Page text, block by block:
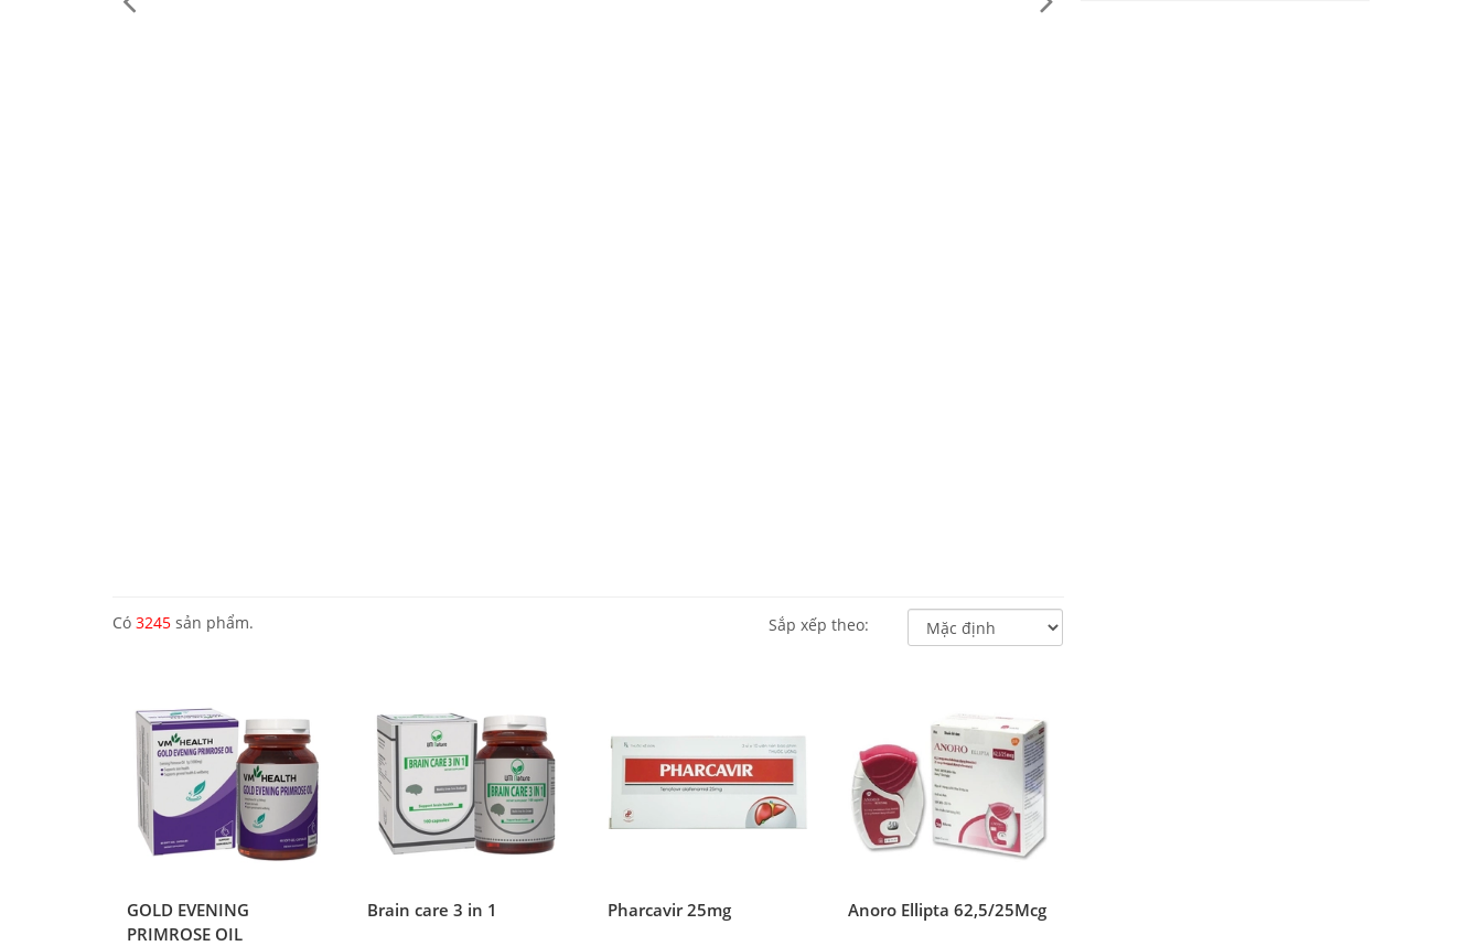
Có 3245 sản phẩm. Sắp xếp theo:
GOLD EVENING
PRIMROSE OIL
Brain care 3 in 1 Pharcavir 25mg Anoro Ellipta 62,5/25Mcg